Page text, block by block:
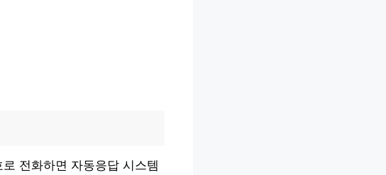
전화하면 자동응답 시스템